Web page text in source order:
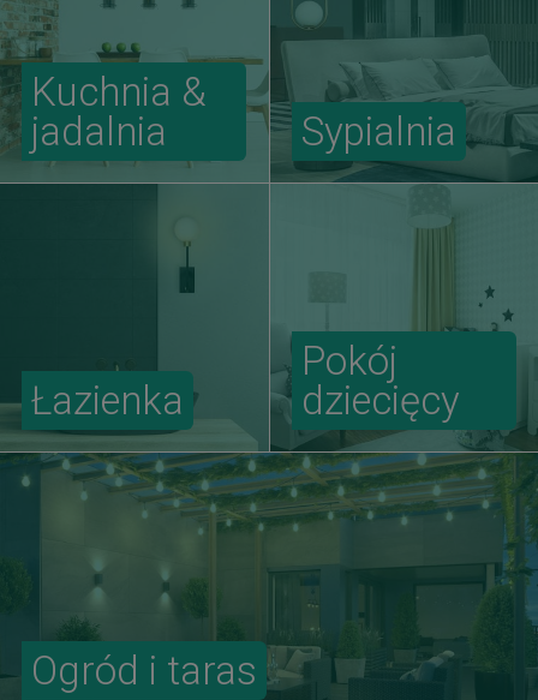
Kuchnia &
jadalnia
Sypialnia
Ogród i taras
Łazienka
Pokój
dziecięcy